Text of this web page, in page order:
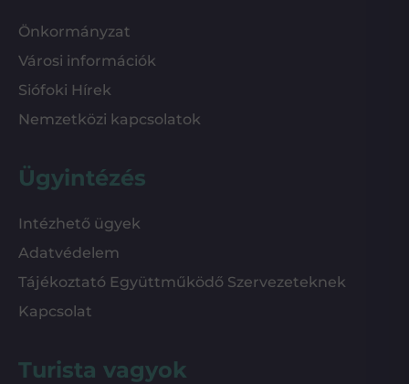
Önkormányzat
Városi információk
Siófoki Hírek
Nemzetközi kapcsolatok
Ügyintézés
Intézhető ügyek
Adatvédelem
Tájékoztató Együttműködő Szervezeteknek
Kapcsolat
Turista vagyok